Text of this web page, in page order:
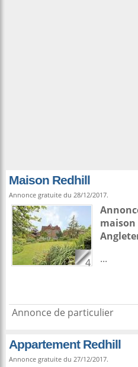
Maison Redhill
Annonce gratuite du 28/12/2017.
4
maison
...
Annonce de particulier
Appartement Redhill
Annonce gratuite du 27/12/2017.